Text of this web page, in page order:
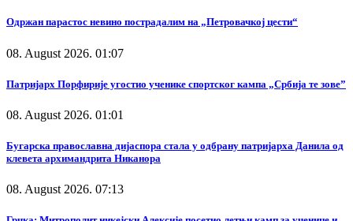
Одржан парастос невино пострадалим на „Петровачкој цести“
08. August 2026. 01:07
Патријарх Порфирије угостио ученике спортског кампа „Србија те зове”
08. August 2026. 01:01
Бугарска православна дијаспора стала у одбрану патријарха Данила од
клевета архимандрита Никанора
08. August 2026. 07:13